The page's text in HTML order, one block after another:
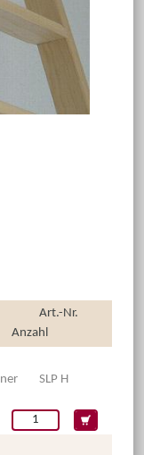
Art.-Nr.
Anzahl
SLP H